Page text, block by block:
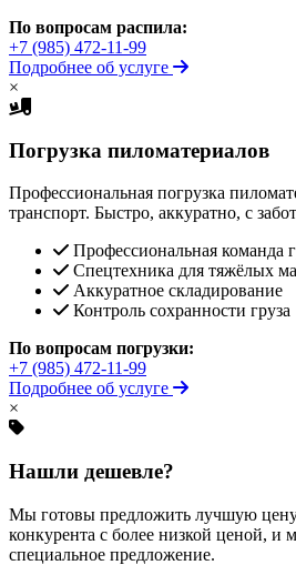
По вопросам распила:
+7 (985) 472-11-99
Подробнее об услуге
×
Погрузка пиломатериалов
Профессиональная погрузка
транспорт. Быстро, аккуратно, с
Профессиональная команда
Спецтехника для тяжёлых
Аккуратное складирование
Контроль сохранности груза
По вопросам погрузки:
+7 (985) 472-11-99
Подробнее об услуге
×
Нашли дешевле?
Мы готовы предложить лучшую
конкурента с более низкой ценой, и
специальное предложение.